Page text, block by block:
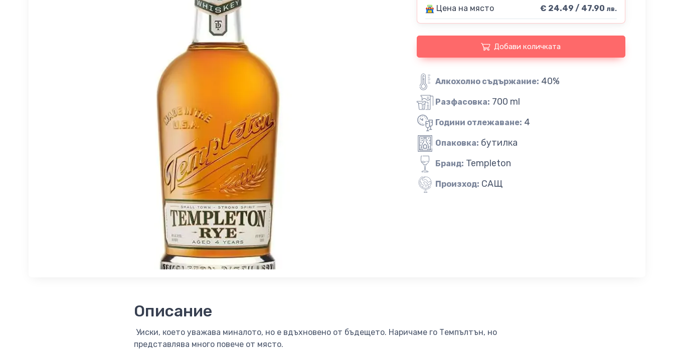
Цена на място € 24.49 / 47.90 лв.
Добави количката
Алкохолно съдържание: 40%
Разфасовка: 700 ml
Години отлежаване: 4
Опаковка: бутилка
Бранд: Templeton
Произход: САЩ
Описание
Уиски, което уважава миналото, но е вдъхновено от бъдещето. Наричаме го Темпълтън, но
представлява много повече от място.